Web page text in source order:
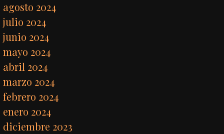
agosto 2024
julio 2024
junio 2024
mayo 2024
abril 2024
marzo 2024
febrero 2024
enero 2024
diciembre 2023